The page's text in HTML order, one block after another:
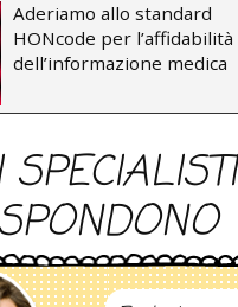
Aderiamo allo standard
HONcode per l’affidabilità
dell’informazione medica
SPECIALISTI